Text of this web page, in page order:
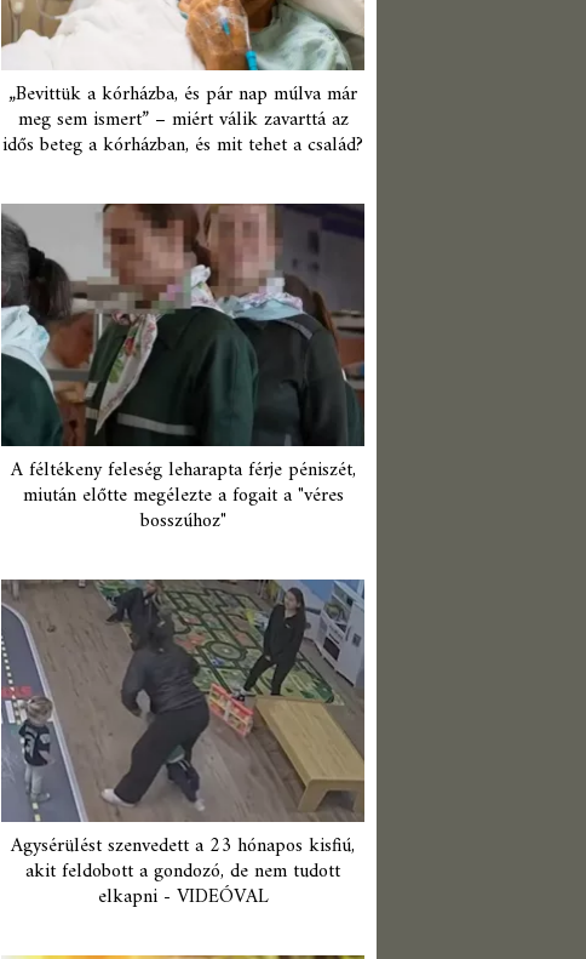
„Bevittük a kórházba, és pár nap múlva már
meg sem ismert” – miért válik zavarttá az
idős beteg a kórházban, és mit tehet a család?
A féltékeny feleség leharapta férje péniszét,
miután előtte megélezte a fogait a "véres
bosszúhoz"
Agysérülést szenvedett a 23 hónapos kisfiú,
akit feldobott a gondozó, de nem tudott
elkapni - VIDEÓVAL